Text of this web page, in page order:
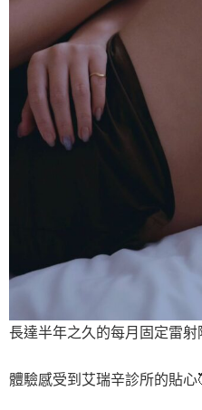
長達半年之久的每月固定雷射
體驗感受到艾瑞辛診所的貼心